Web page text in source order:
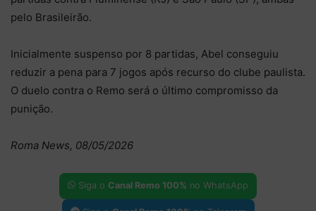
pelo Brasileirão.
Inicialmente suspenso por 8 partidas, Abel conseguiu
reduzir a pena para 7 jogos após recurso do clube paulista.
O duelo contra o Remo será o último compromisso da
punição.
Roma News, 08/05/2026
Siga o Canal Remo 100% no WhatsApp